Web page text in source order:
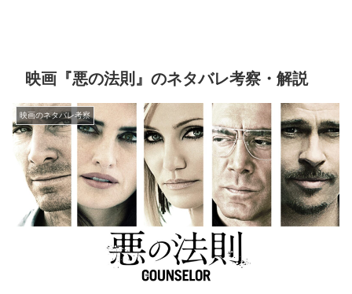
映画『悪の法則』のネタバレ考察・解説
映画のネタバレ考察